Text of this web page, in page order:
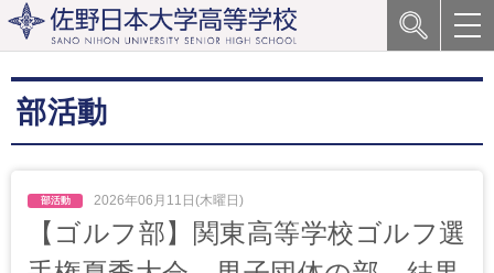
部活動
2026年06月11日(木曜日)
【ゴルフ部】関東高等学校ゴルフ選